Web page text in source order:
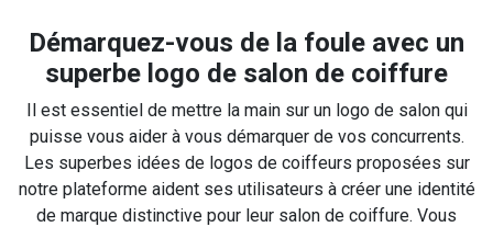
Démarquez-vous de la foule avec un
superbe logo de salon de coiffure
Il est essentiel de mettre la main sur un logo de salon qui
puisse vous aider à vous démarquer de vos concurrents.
Les superbes idées de logos de coiffeurs proposées sur
notre plateforme aident ses utilisateurs à créer une identité
de marque distinctive pour leur salon de coiffure. Vous